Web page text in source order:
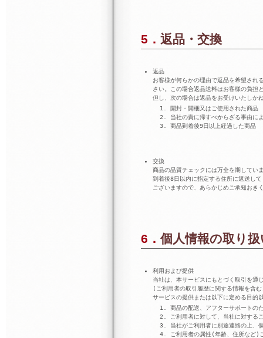
5．返品・交換
返品
お客様が何らかの理由で返品を希望さ
さい。この場合返品送料はお客様の負担
但し、次の場合は返品をお受けいたしか
開封・開梱又はご使用された商品
当社の責に帰すべからざる事由に
商品到着後9日以上経過した商品
交換
商品の品質チェックには万全を期して
到着後8日以内に指定する住所に返送し
ございますので、あらかじめご承知おき
6．個人情報の取り
利用および提供
当社は、本サービスにもとづく取引を
(ご利用者の取引履歴に関する情報を含
サービスの提供または以下に定める目的
商品の配送、アフターサポートの
ご利用者に対して、当社に対す
当社がご利用者に別途連絡の上、
ご利用者の属性(年齢、住所など)